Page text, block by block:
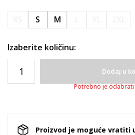
S M
Izaberite količinu:
Dodaj u
Potrebno je odabrati
Proizvod je moguće vratiti